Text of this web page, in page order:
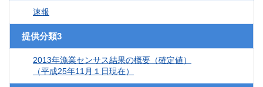
速報
提供分類3
2013年漁業センサス結果の概要（確定値）
（平成25年11月１日現在）